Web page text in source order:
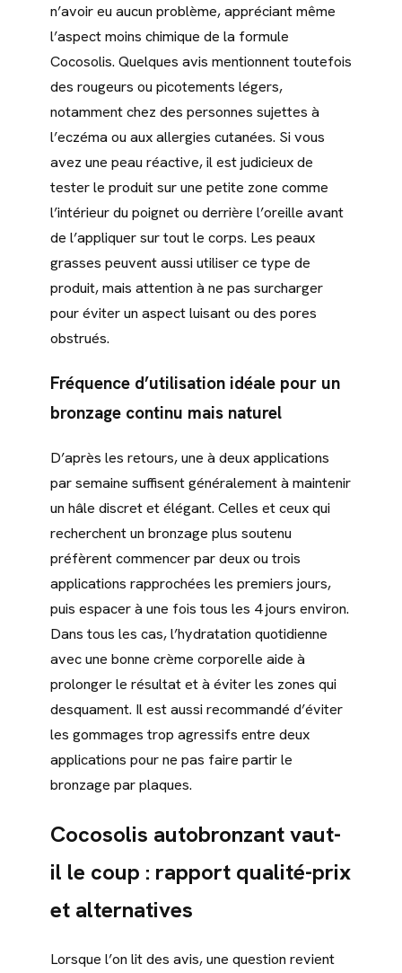
n’avoir eu aucun problème, appréciant même
l’aspect moins chimique de la formule
Cocosolis. Quelques avis mentionnent toutefois
des rougeurs ou picotements légers,
notamment chez des personnes sujettes à
l’eczéma ou aux allergies cutanées. Si vous
avez une peau réactive, il est judicieux de
tester le produit sur une petite zone comme
l’intérieur du poignet ou derrière l’oreille avant
de l’appliquer sur tout le corps. Les peaux
grasses peuvent aussi utiliser ce type de
produit, mais attention à ne pas surcharger
pour éviter un aspect luisant ou des pores
obstrués.
Fréquence d’utilisation idéale pour un
bronzage continu mais naturel
D’après les retours, une à deux applications
par semaine suffisent généralement à maintenir
un hâle discret et élégant. Celles et ceux qui
recherchent un bronzage plus soutenu
préfèrent commencer par deux ou trois
applications rapprochées les premiers jours,
puis espacer à une fois tous les 4 jours environ.
Dans tous les cas, l’hydratation quotidienne
avec une bonne crème corporelle aide à
prolonger le résultat et à éviter les zones qui
desquament. Il est aussi recommandé d’éviter
les gommages trop agressifs entre deux
applications pour ne pas faire partir le
bronzage par plaques.
Cocosolis autobronzant vaut-
il le coup : rapport qualité-prix
et alternatives
Lorsque l’on lit des avis, une question revient